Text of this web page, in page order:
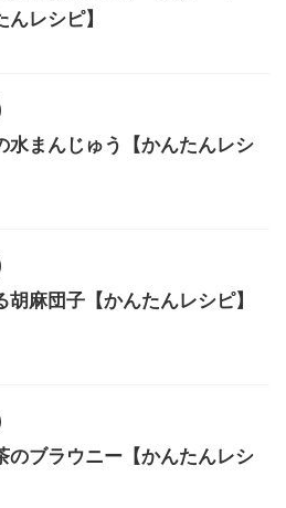
んレシピ】
水まんじゅう【かんたんレシ
胡麻団子【かんたんレシピ】
のブラウニー【かんたんレシ